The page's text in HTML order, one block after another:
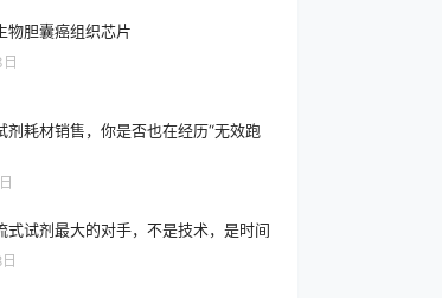
物胆囊癌组织芯片
剂耗材销售，你是否也在经历“无效跑
式试剂最大的对手，不是技术，是时间